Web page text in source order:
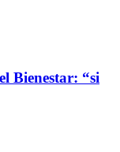
Bienestar: “si